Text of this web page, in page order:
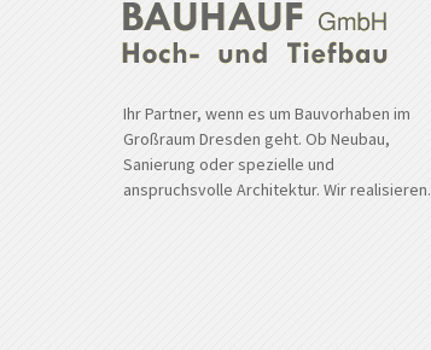
Ihr Partner, wenn es um Bauvorhaben im
Großraum Dresden geht. Ob Neubau,
Sanierung oder spezielle und
anspruchsvolle Architektur. Wir realisieren.